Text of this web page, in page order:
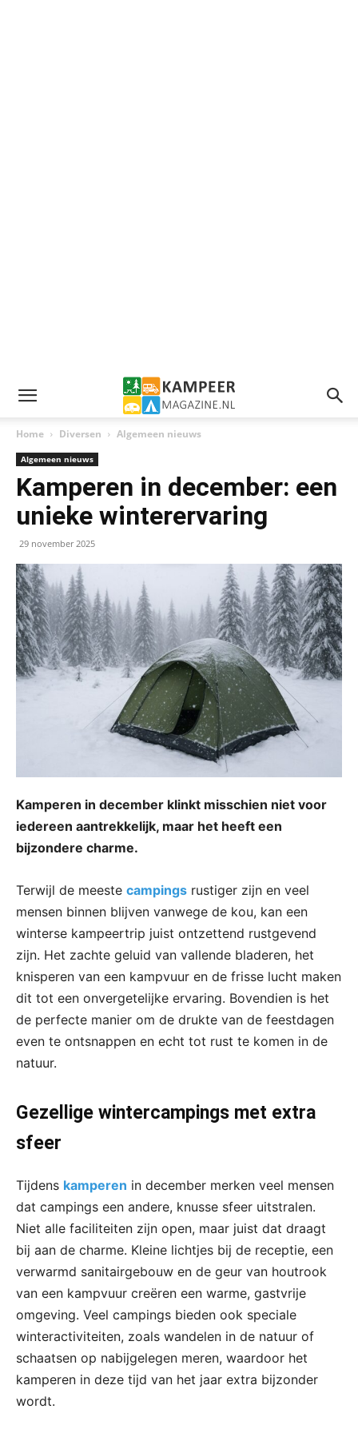
Home Diversen Algemeen nieuws
Algemeen nieuws
Kamperen in december: een
unieke winterervaring
29 november 2025
Kamperen in december klinkt misschien niet voor
iedereen aantrekkelijk, maar het heeft een
bijzondere charme.
Terwijl de meeste campings rustiger zijn en veel
mensen binnen blijven vanwege de kou, kan een
winterse kampeertrip juist ontzettend rustgevend
zijn. Het zachte geluid van vallende bladeren, het
knisperen van een kampvuur en de frisse lucht maken
dit tot een onvergetelijke ervaring. Bovendien is het
de perfecte manier om de drukte van de feestdagen
even te ontsnappen en echt tot rust te komen in de
natuur.
Gezellige wintercampings met extra
sfeer
Tijdens kamperen in december merken veel mensen
dat campings een andere, knusse sfeer uitstralen.
Niet alle faciliteiten zijn open, maar juist dat draagt
bij aan de charme. Kleine lichtjes bij de receptie, een
verwarmd sanitairgebouw en de geur van houtrook
van een kampvuur creëren een warme, gastvrije
omgeving. Veel campings bieden ook speciale
winteractiviteiten, zoals wandelen in de natuur of
schaatsen op nabijgelegen meren, waardoor het
kamperen in deze tijd van het jaar extra bijzonder
wordt.